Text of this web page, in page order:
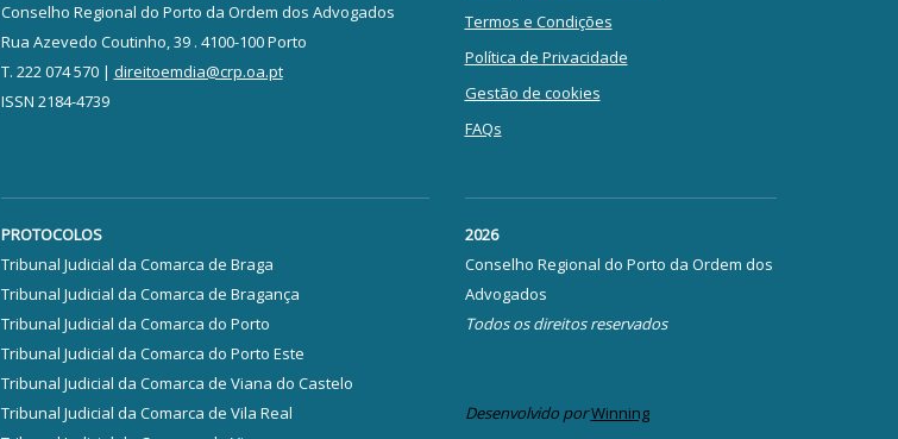
Conselho Regional do Porto da Ordem dos Advogados
Rua Azevedo Coutinho, 39 . 4100-100 Porto
T. 222 074 570 | direitoemdia@crp.oa.pt
ISSN 2184-4739
Termos e Condições
Política de Privacidade
Gestão de cookies
FAQs
PROTOCOLOS
Tribunal Judicial da Comarca de Braga
Tribunal Judicial da Comarca de Bragança
Tribunal Judicial da Comarca do Porto
Tribunal Judicial da Comarca do Porto Este
Tribunal Judicial da Comarca de Viana do Castelo
Tribunal Judicial da Comarca de Vila Real
2026
Conselho Regional do Porto da Ordem dos
Advogados
Todos os direitos reservados
Desenvolvido porWinning